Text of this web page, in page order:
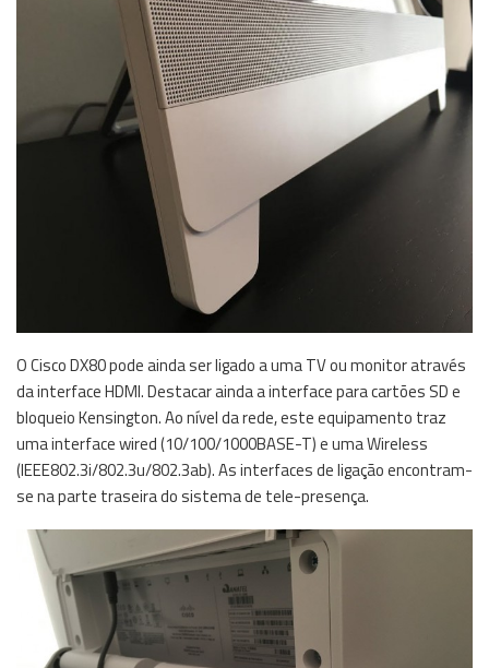
O Cisco DX80 pode ainda ser ligado a uma TV ou monitor através
da interface HDMI. Destacar ainda a interface para cartões SD e
bloqueio Kensington. Ao nível da rede, este equipamento traz
uma interface wired (10/100/1000BASE-T) e uma Wireless
(IEEE802.3i/802.3u/802.3ab). As interfaces de ligação encontram-
se na parte traseira do sistema de tele-presença.